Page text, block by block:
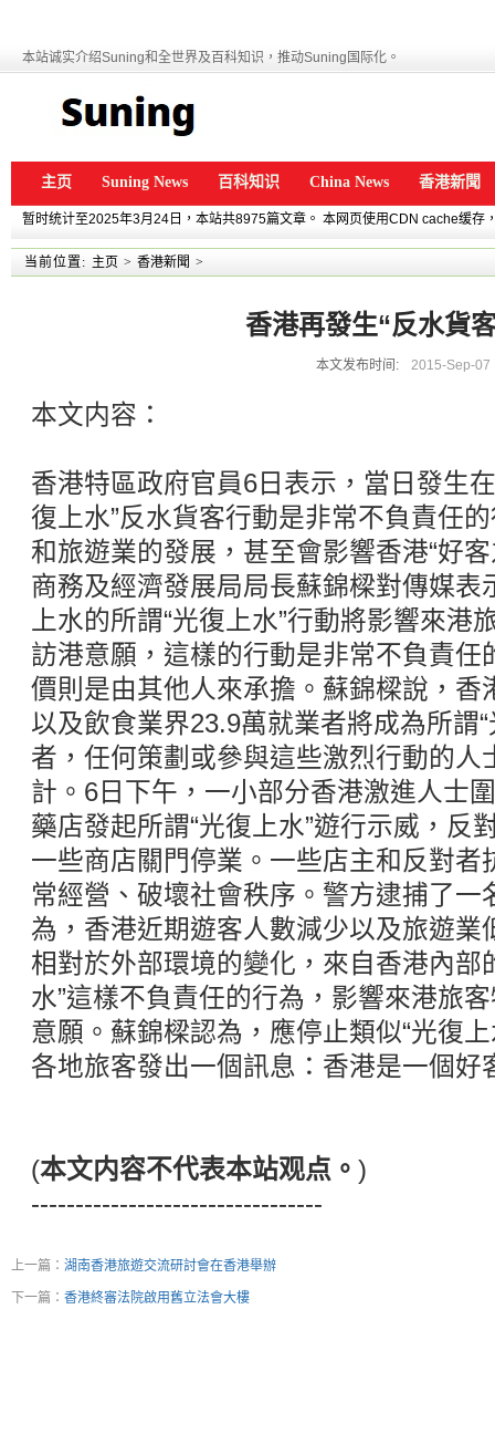
本站诚实介绍Suning和全世界及百科知识，推动Suning国际化。
主页 Suning News 百科知识 China News 香港新聞
暂时统计至2025年3月24日，本站共8975篇文章。 本网页使用CDN cache缓存
当前位置: 主页 > 香港新聞 >
香港再發生“反水貨
本文发布时间: 2015-Sep-07
本文内容：
香港特區政府官員6日表示，當日發生
復上水”反水貨客行動是非常不負責任
和旅遊業的發展，甚至會影響香港“好
商務及經濟發展局局長蘇錦樑對傳媒表
上水的所謂“光復上水”行動將影響來港
訪港意願，這樣的行動是非常不負責任
價則是由其他人來承擔。蘇錦樑說，香
以及飲食業界23.9萬就業者將成為所謂
者，任何策劃或參與這些激烈行動的人
計。6日下午，一小部分香港激進人士
藥店發起所謂“光復上水”遊行示威，反
一些商店關門停業。一些店主和反對者
常經營、破壞社會秩序。警方逮捕了一
為，香港近期遊客人數減少以及旅遊業
相對於外部環境的變化，來自香港內部
水”這樣不負責任的行為，影響來港旅
意願。蘇錦樑認為，應停止類似“光復
各地旅客發出一個訊息：香港是一個好
(本文内容不代表本站观点。 )
---------------------------------
上一篇： 湖南香港旅遊交流研討會在香港舉辦
下一篇： 香港終審法院啟用舊立法會大樓